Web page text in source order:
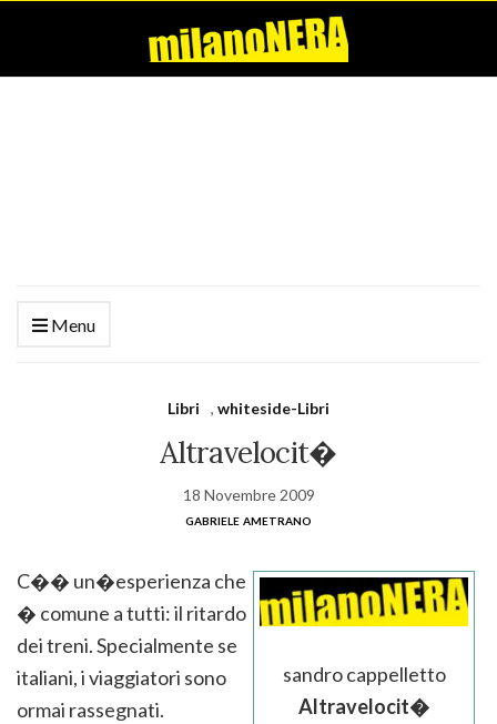
Menu
Libri , whiteside-Libri
Altravelocit�
18 Novembre 2009
gabriele ametrano
sandro cappelletto
Altravelocit�
C�� un�esperienza che
� comune a tutti: il ritardo
dei treni. Specialmente se
italiani, i viaggiatori sono
ormai rassegnati.